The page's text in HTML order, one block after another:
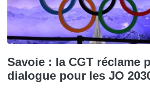
Savoie : la CGT réclame
dialogue pour les JO